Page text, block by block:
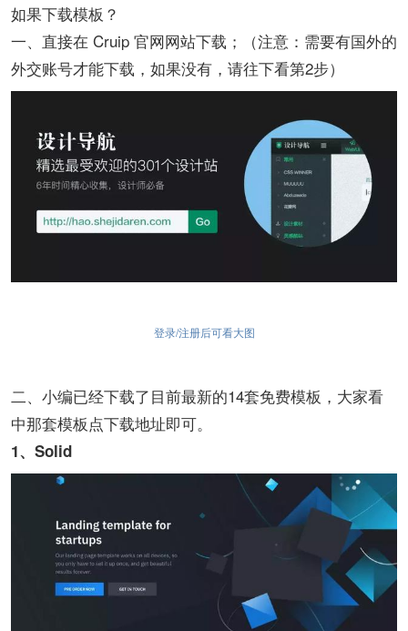
如果下载模板？
一、直接在 Cruip 官网网站下载；（注意：需要有国外的
外交账号才能下载，如果没有，请往下看第2步）
登录/注册后可看大图
二、小编已经下载了目前最新的14套免费模板，大家看
中那套模板点下载地址即可。
1、Solid